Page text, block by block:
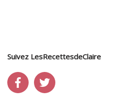
Suivez LesRecettesdeClaire